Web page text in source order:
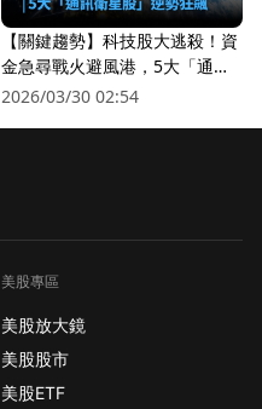
【關鍵趨勢】科技股大逃殺！資
金急尋戰火避風港，5大「通訊
衛星股」逆勢狂飆
2026/03/30 02:54
美股專區
美股放大鏡
美股股市
美股ETF